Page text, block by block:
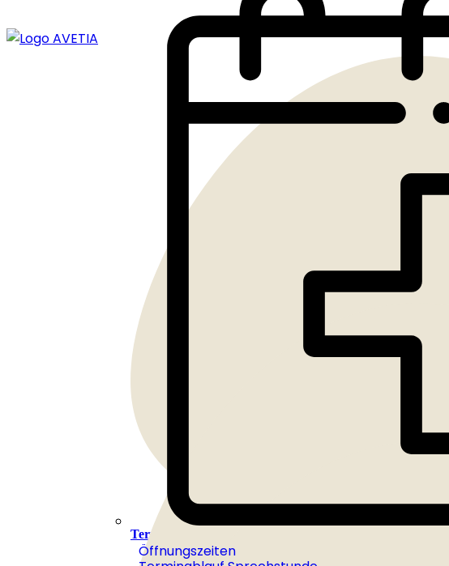
Terminvereinbarung und Ablauf
Öffnungszeiten